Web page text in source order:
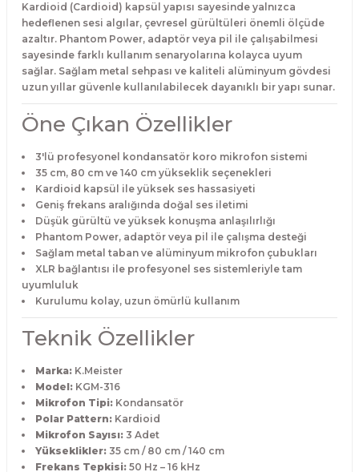
Kardioid (Cardioid) kapsül yapısı sayesinde yalnızca
hedeflenen sesi algılar, çevresel gürültüleri önemli ölçüde
azaltır. Phantom Power, adaptör veya pil ile çalışabilmesi
sayesinde farklı kullanım senaryolarına kolayca uyum
sağlar. Sağlam metal sehpası ve kaliteli alüminyum gövdesi
uzun yıllar güvenle kullanılabilecek dayanıklı bir yapı sunar.
Öne Çıkan Özellikler
3'lü profesyonel kondansatör koro mikrofon sistemi
35 cm, 80 cm ve 140 cm yükseklik seçenekleri
Kardioid kapsül ile yüksek ses hassasiyeti
Geniş frekans aralığında doğal ses iletimi
Düşük gürültü ve yüksek konuşma anlaşılırlığı
Phantom Power, adaptör veya pil ile çalışma desteği
Sağlam metal taban ve alüminyum mikrofon çubukları
XLR bağlantısı ile profesyonel ses sistemleriyle tam
uyumluluk
Kurulumu kolay, uzun ömürlü kullanım
Teknik Özellikler
Marka: K.Meister
Model: KGM-316
Mikrofon Tipi: Kondansatör
Polar Pattern: Kardioid
Mikrofon Sayısı: 3 Adet
Yükseklikler: 35 cm / 80 cm / 140 cm
Frekans Tepkisi: 50 Hz – 16 kHz